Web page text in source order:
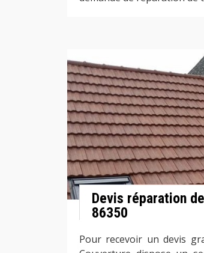
Devis réparation
86350
Pour recevoir un devis